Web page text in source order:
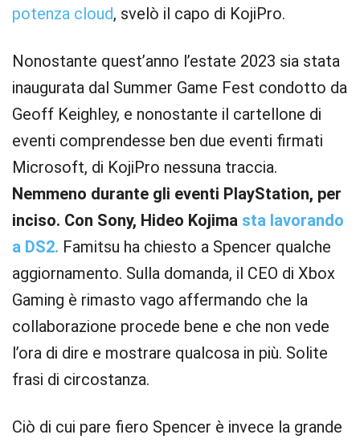
potenza cloud, svelò il capo di KojiPro.
Nonostante quest’anno l’estate 2023 sia stata
inaugurata dal Summer Game Fest condotto da
Geoff Keighley, e nonostante il cartellone di
eventi comprendesse ben due eventi firmati
Microsoft, di KojiPro nessuna traccia.
Nemmeno durante gli eventi PlayStation, per
inciso. Con Sony, Hideo Kojima sta lavorando
a DS2. Famitsu ha chiesto a Spencer qualche
aggiornamento. Sulla domanda, il CEO di Xbox
Gaming è rimasto vago affermando che la
collaborazione procede bene e che non vede
l’ora di dire e mostrare qualcosa in più. Solite
frasi di circostanza.
Ciò di cui pare fiero Spencer è invece la grande